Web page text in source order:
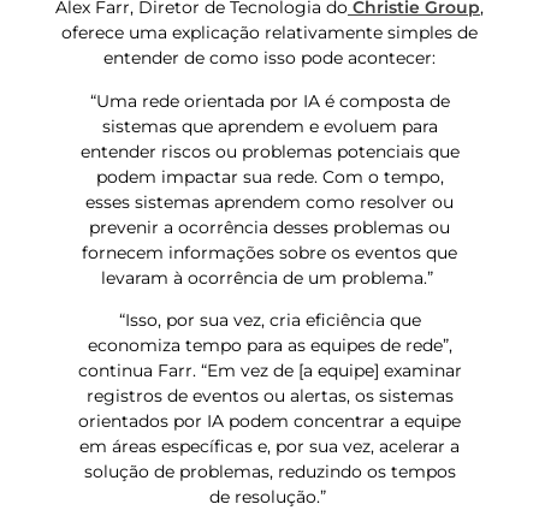
Alex Farr, Diretor de Tecnologia do Christie Group,
oferece uma explicação relativamente simples de
entender de como isso pode acontecer:
“Uma rede orientada por IA é composta de
sistemas que aprendem e evoluem para
entender riscos ou problemas potenciais que
podem impactar sua rede. Com o tempo,
esses sistemas aprendem como resolver ou
prevenir a ocorrência desses problemas ou
fornecem informações sobre os eventos que
levaram à ocorrência de um problema.”
“Isso, por sua vez, cria eficiência que
economiza tempo para as equipes de rede”,
continua Farr. “Em vez de [a equipe] examinar
registros de eventos ou alertas, os sistemas
orientados por IA podem concentrar a equipe
em áreas específicas e, por sua vez, acelerar a
solução de problemas, reduzindo os tempos
de resolução.”